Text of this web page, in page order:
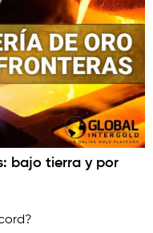
bajo tierra y por